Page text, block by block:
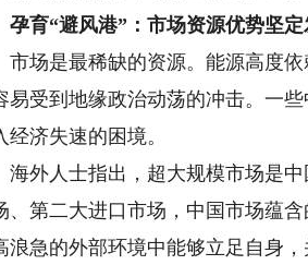
“避风港”：市场资源优势坚定
是最稀缺的资源。能源高度依
易受到地缘政治动荡的冲击。一
经济失速的困境。
人士指出，超大规模市场是中
、第二大进口市场，中国市场蕴
浪急的外部环境中能够立足自身